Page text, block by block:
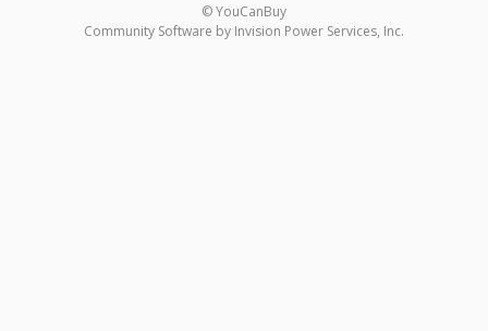
© YouCanBuy
Community Software by Invision Power Services, Inc.